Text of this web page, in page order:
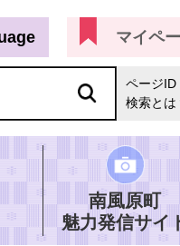
マイペ
ページID
検索とは
南風原町
魅力発信サイ